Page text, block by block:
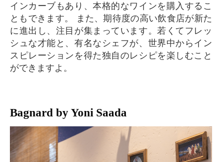
インカーブもあり、本格的なワインを購入するこ
ともできます。 また、期待度の高い飲食店が新た
に進出し、注目が集まっています。若くてフレッ
シュな才能と、有名なシェフが、世界中からイン
スピレーションを得た独自のレシピを楽しむこと
ができますよ。
Bagnard by Yoni Saada